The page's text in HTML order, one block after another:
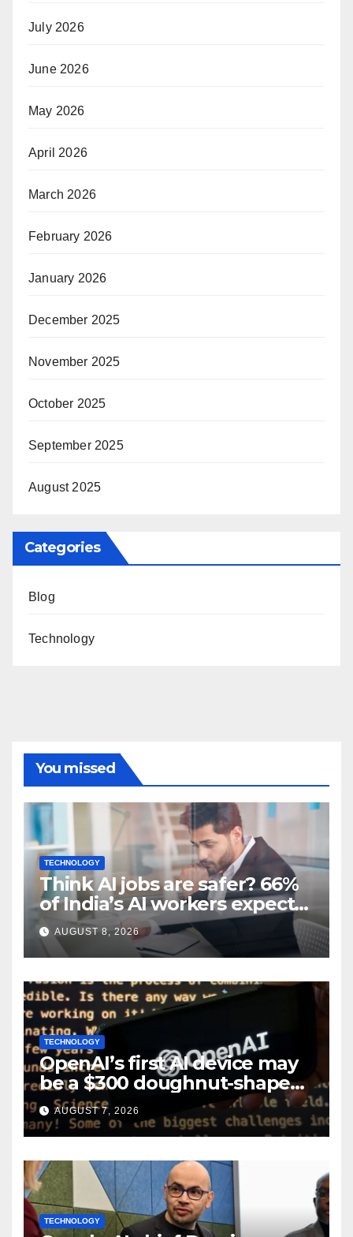
July 2026
June 2026
May 2026
April 2026
March 2026
February 2026
January 2026
December 2025
November 2025
October 2025
September 2025
August 2025
Categories
Blog
Technology
You missed
TECHNOLOGY
Think AI jobs are safer? 66%
of India’s AI workers expect
layoffs
AUGUST 8, 2026
TECHNOLOGY
OpenAI’s first AI device may
be a $300 doughnut-shaped
smart speaker: Report
AUGUST 7, 2026
TECHNOLOGY